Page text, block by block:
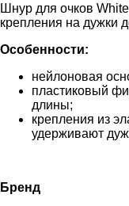
Шнур для очков
крепления на дужки
Особенности:
нейлоновая
пластиковый
длины;
крепления из
удерживают
Бренд